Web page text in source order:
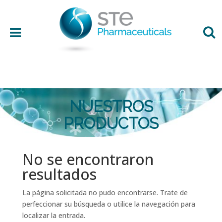
Edad
Ingredientes
Preferencias
NUESTROS
PRODUCTOS
No se encontraron
resultados
La página solicitada no pudo encontrarse. Trate de
perfeccionar su búsqueda o utilice la navegación para
localizar la entrada.